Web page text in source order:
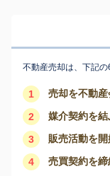
不動産売却は、下記の
1 売却を不動
2 媒介契約を結
3 販売活動を
4 売買契約を締